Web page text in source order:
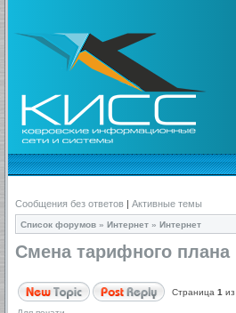
Сообщения без ответов | Активные темы
Список форумов » Интернет » Интернет
Смена тарифного плана
Страница 1 из